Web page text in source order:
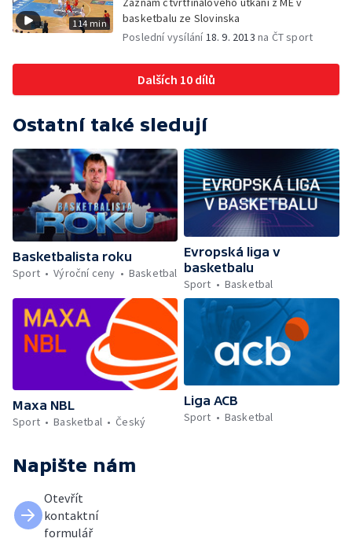
114 min
basketbalu ze Slovinska
Poslední vysílání18. 9. 2013 na ČT sport
Dalších 10 dílů
Ostatní také sledují
Basketbalista roku
Sport
Výroční ceny Basketbal
Evropská liga v
basketbalu
Sport
Basketbal
Maxa NBL
Sport
Basketbal Český
Liga ACB
Sport
Basketbal
Napište nám
Otevřít
kontaktní
formulář